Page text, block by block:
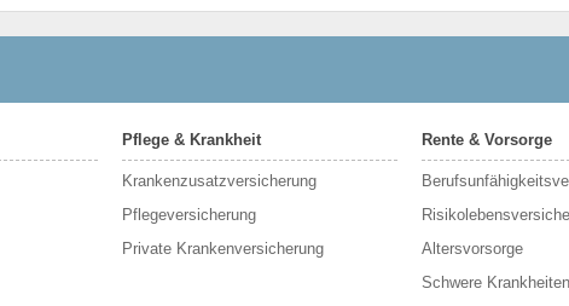
Pflege & Krankheit
Krankenzusatzversicherung
Pflegeversicherung
Private Krankenversicherung
Rente & Vorsorge
Altersvorsorge
Schwere